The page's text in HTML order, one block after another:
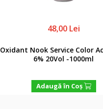
48,00 Lei
Oxidant Nook Service Color
6% 20Vol -1000ml
Adaugă în Coş